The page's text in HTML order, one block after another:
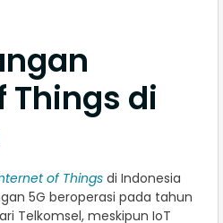
Things di
of Things di Indonesia
5G beroperasi pada tahun
Telkomsel, meskipun IoT